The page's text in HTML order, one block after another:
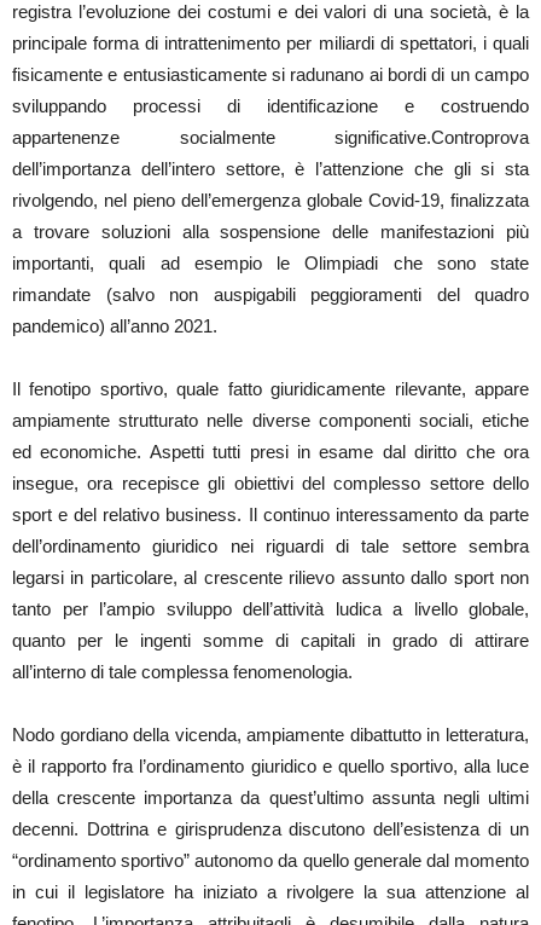
registra l’evoluzione dei costumi e dei valori di una società, è la
principale forma di intrattenimento per miliardi di spettatori, i quali
fisicamente e entusiasticamente si radunano ai bordi di un campo
sviluppando processi di identificazione e costruendo
appartenenze socialmente significative.Controprova
dell’importanza dell’intero settore, è l’attenzione che gli si sta
rivolgendo, nel pieno dell’emergenza globale Covid-19, finalizzata
a trovare soluzioni alla sospensione delle manifestazioni più
importanti, quali ad esempio le Olimpiadi che sono state
rimandate (salvo non auspigabili peggioramenti del quadro
pandemico) all’anno 2021.
Il fenotipo sportivo, quale fatto giuridicamente rilevante, appare
ampiamente strutturato nelle diverse componenti sociali, etiche
ed economiche. Aspetti tutti presi in esame dal diritto che ora
insegue, ora recepisce gli obiettivi del complesso settore dello
sport e del relativo business. Il continuo interessamento da parte
dell’ordinamento giuridico nei riguardi di tale settore sembra
legarsi in particolare, al crescente rilievo assunto dallo sport non
tanto per l’ampio sviluppo dell’attività ludica a livello globale,
quanto per le ingenti somme di capitali in grado di attirare
all’interno di tale complessa fenomenologia.
Nodo gordiano della vicenda, ampiamente dibattutto in letteratura,
è il rapporto fra l’ordinamento giuridico e quello sportivo, alla luce
della crescente importanza da quest’ultimo assunta negli ultimi
decenni. Dottrina e girisprudenza discutono dell’esistenza di un
“ordinamento sportivo” autonomo da quello generale dal momento
in cui il legislatore ha iniziato a rivolgere la sua attenzione al